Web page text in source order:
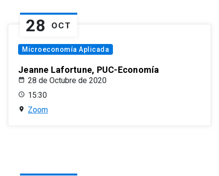
28 OCT
Microeconomía Aplicada
Jeanne Lafortune, PUC-Economía
28 de Octubre de 2020
15:30
Zoom